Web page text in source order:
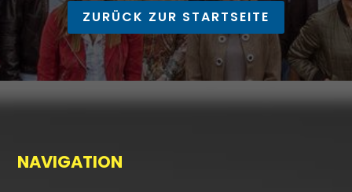
ZURÜCK ZUR STARTSEITE
NAVIGATION